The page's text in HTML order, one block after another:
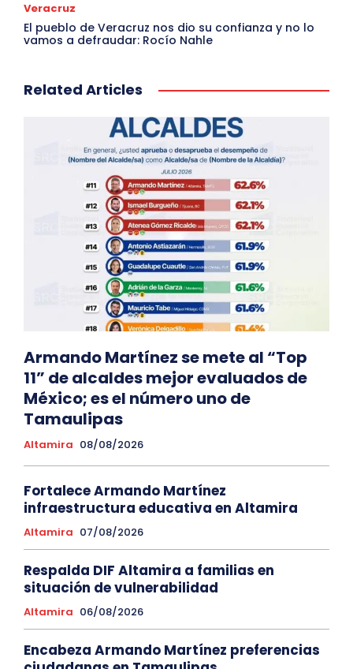
Veracruz
El pueblo de Veracruz nos dio su confianza y no lo
vamos a defraudar: Rocío Nahle
Related Articles
Armando Martínez se mete al “Top
11” de alcaldes mejor evaluados de
México; es el número uno de
Tamaulipas
Altamira 08/08/2026
Fortalece Armando Martínez
infraestructura educativa en Altamira
Altamira 07/08/2026
Respalda DIF Altamira a familias en
situación de vulnerabilidad
Altamira 06/08/2026
Encabeza Armando Martínez preferencias